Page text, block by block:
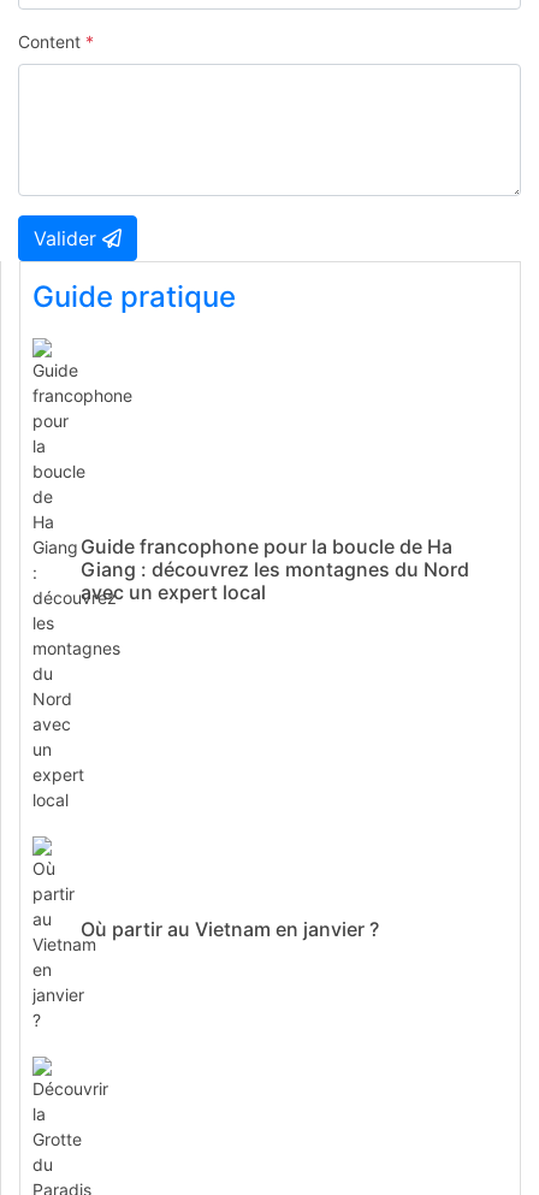
Content *
Valider
Guide pratique
Guide francophone pour la boucle de Ha
Giang : découvrez les montagnes du Nord
avec un expert local
Où partir au Vietnam en janvier ?